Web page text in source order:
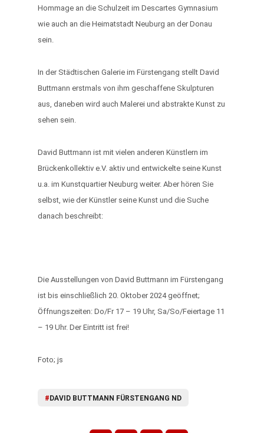
Hommage an die Schulzeit im Descartes Gymnasium
wie auch an die Heimatstadt Neuburg an der Donau
sein.
In der Städtischen Galerie im Fürstengang stellt David
Buttmann erstmals von ihm geschaffene Skulpturen
aus, daneben wird auch Malerei und abstrakte Kunst zu
sehen sein.
David Buttmann ist mit vielen anderen Künstlern im
Brückenkollektiv e.V. aktiv und entwickelte seine Kunst
u.a. im Kunstquartier Neuburg weiter. Aber hören Sie
selbst, wie der Künstler seine Kunst und die Suche
danach beschreibt:
Die Ausstellungen von David Buttmann im Fürstengang
ist bis einschließlich 20. Oktober 2024 geöffnet;
Öffnungszeiten: Do/Fr 17 – 19 Uhr, Sa/So/Feiertage 11
– 19 Uhr. Der Eintritt ist frei!
Foto; js
# DAVID BUTTMANN FÜRSTENGANG ND